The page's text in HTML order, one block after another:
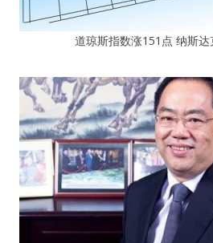
道琼斯指数涨151点 纳斯